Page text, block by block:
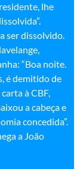
lhe
ser dissolvido.
“Boa noite.
é demitido de
à CBF,
a cabeça e
concedida”.
a João